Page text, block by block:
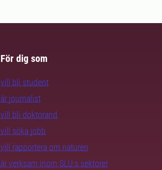
För dig som
vill bli student
är journalist
vill bli doktorand
vill söka jobb
vill rapportera om naturen
är verksam inom SLU:s sektorer